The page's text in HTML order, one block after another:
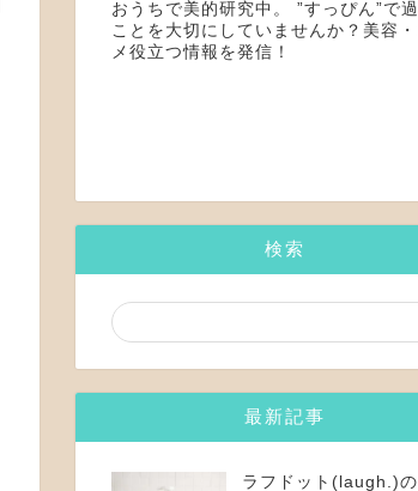
おうちで美的研究中。 ”すっぴん”で
ことを大切にしていませんか？美容・
メ役立つ情報を発信！
検索
最新記事
ラフドット(laugh.)の